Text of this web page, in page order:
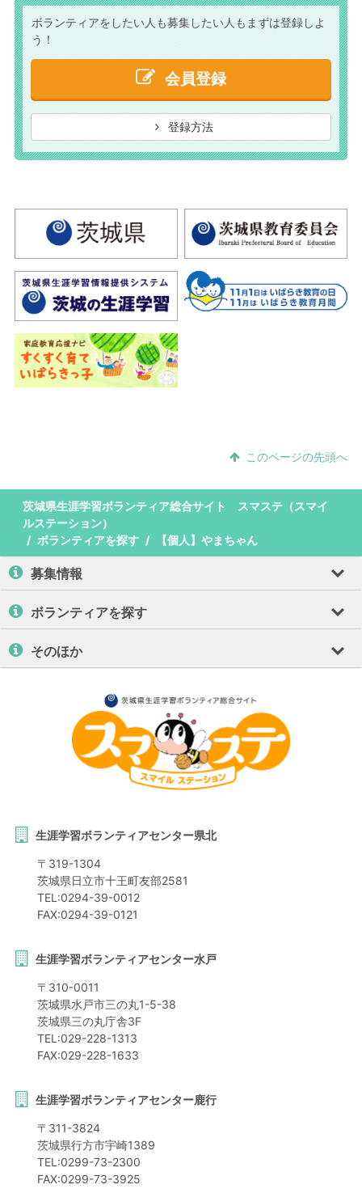
ボランティアをしたい人も募集したい人もまずは登録しよ
う！
会員登録
登録方法
このページの先頭へ
茨城県生涯学習ボランティア総合サイト スマステ（スマイ
ルステーション）
ボランティアを探す
【個人】やまちゃん
募集情報
ボランティアを探す
そのほか
生涯学習ボランティアセンター県北
〒 319-1304
茨城県日立市十王町友部2581
TEL:0294-39-0012
FAX:0294-39-0121
生涯学習ボランティアセンター水戸
〒 310-0011
茨城県水戸市三の丸1-5-38
茨城県三の丸庁舎3F
TEL:029-228-1313
FAX:029-228-1633
生涯学習ボランティアセンター鹿行
〒 311-3824
茨城県行方市宇崎1389
TEL:0299-73-2300
FAX:0299-73-3925